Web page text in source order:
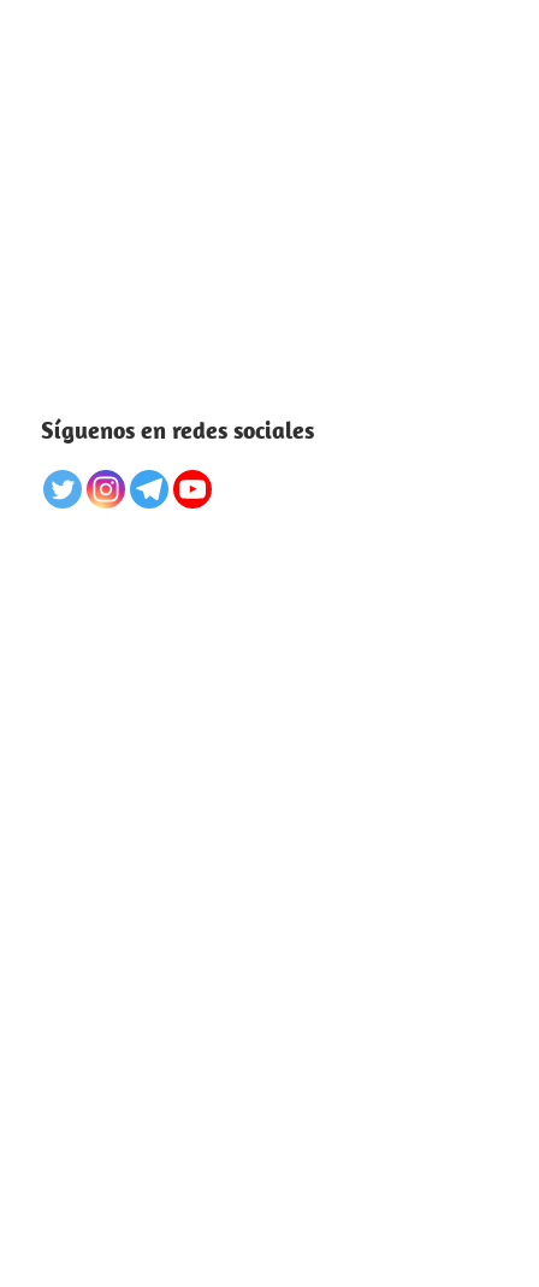
Síguenos en redes sociales